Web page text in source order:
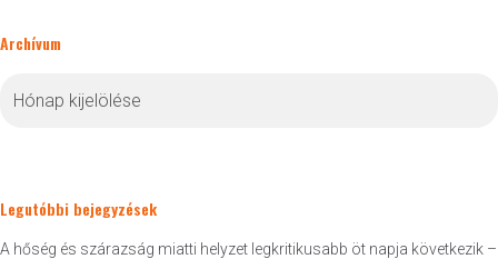
Archívum
Legutóbbi bejegyzések
A hőség és szárazság miatti helyzet legkritikusabb öt napja következik –